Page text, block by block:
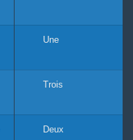
Une
Trois
Deux